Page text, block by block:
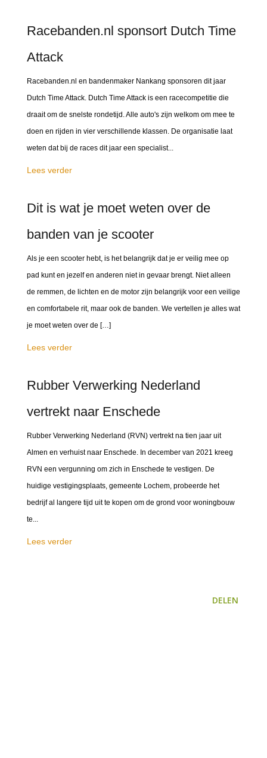
Racebanden.nl sponsort Dutch Time
Attack
Racebanden.nl en bandenmaker Nankang sponsoren dit jaar
Dutch Time Attack. Dutch Time Attack is een racecompetitie die
draait om de snelste rondetijd. Alle auto's zijn welkom om mee te
doen en rijden in vier verschillende klassen. De organisatie laat
weten dat bij de races dit jaar een specialist...
Lees verder
Dit is wat je moet weten over de
banden van je scooter
Als je een scooter hebt, is het belangrijk dat je er veilig mee op
pad kunt en jezelf en anderen niet in gevaar brengt. Niet alleen
de remmen, de lichten en de motor zijn belangrijk voor een veilige
en comfortabele rit, maar ook de banden. We vertellen je alles wat
je moet weten over de […]
Lees verder
Rubber Verwerking Nederland
vertrekt naar Enschede
Rubber Verwerking Nederland (RVN) vertrekt na tien jaar uit
Almen en verhuist naar Enschede. In december van 2021 kreeg
RVN een vergunning om zich in Enschede te vestigen. De
huidige vestigingsplaats, gemeente Lochem, probeerde het
bedrijf al langere tijd uit te kopen om de grond voor woningbouw
te...
Lees verder
DELEN